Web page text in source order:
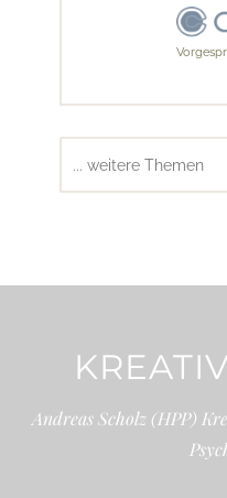
Andreas Scholz (HPP)